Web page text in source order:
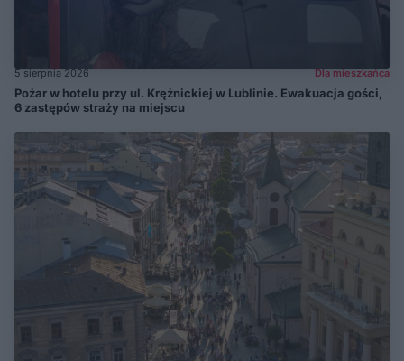
5 sierpnia 2026 Dla mieszkańca
Pożar w hotelu przy ul. Krężnickiej w Lublinie. Ewakuacja gości,
6 zastępów straży na miejscu